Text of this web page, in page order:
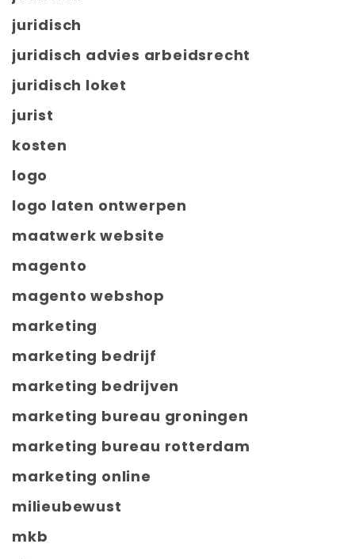
juridisch
juridisch advies arbeidsrecht
juridisch loket
jurist
kosten
logo
logo laten ontwerpen
maatwerk website
magento
magento webshop
marketing
marketing bedrijf
marketing bedrijven
marketing bureau groningen
marketing bureau rotterdam
marketing online
milieubewust
mkb